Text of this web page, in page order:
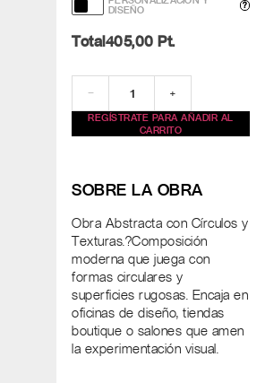
DISEÑO
?
Total405,00 Pt.
− +
REGÍSTRATE PARA AÑADIR AL
CARRITO
SOBRE LA OBRA
Obra Abstracta con Círculos y
Texturas.?Composición
moderna que juega con
formas circulares y
superficies rugosas. Encaja en
oficinas de diseño, tiendas
boutique o salones que amen
la experimentación visual.